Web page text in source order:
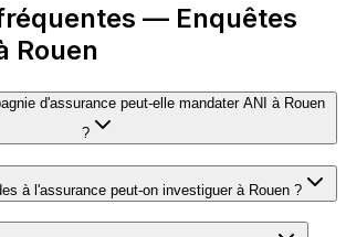
— Enquêtes
Rouen
d'assurance peut-elle mandater ANI à Rouen
?
à l'assurance peut-on investiguer à Rouen ?